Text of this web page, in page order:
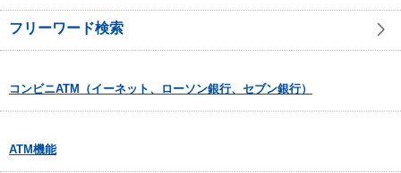
フリーワード検索
コンビニATM（イーネット、ローソン銀行、セブン銀行）
ATM機能